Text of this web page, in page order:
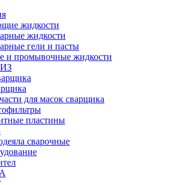
жидкости
жидкости
гели и пасты
и промывочные жидкости
для масок сварщика
пластины
сварочные